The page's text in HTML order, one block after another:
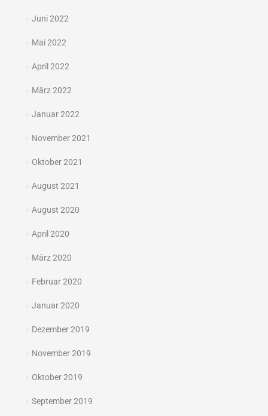
Juni 2022
Mai 2022
April 2022
März 2022
Januar 2022
November 2021
Oktober 2021
August 2021
August 2020
April 2020
März 2020
Februar 2020
Januar 2020
Dezember 2019
November 2019
Oktober 2019
September 2019